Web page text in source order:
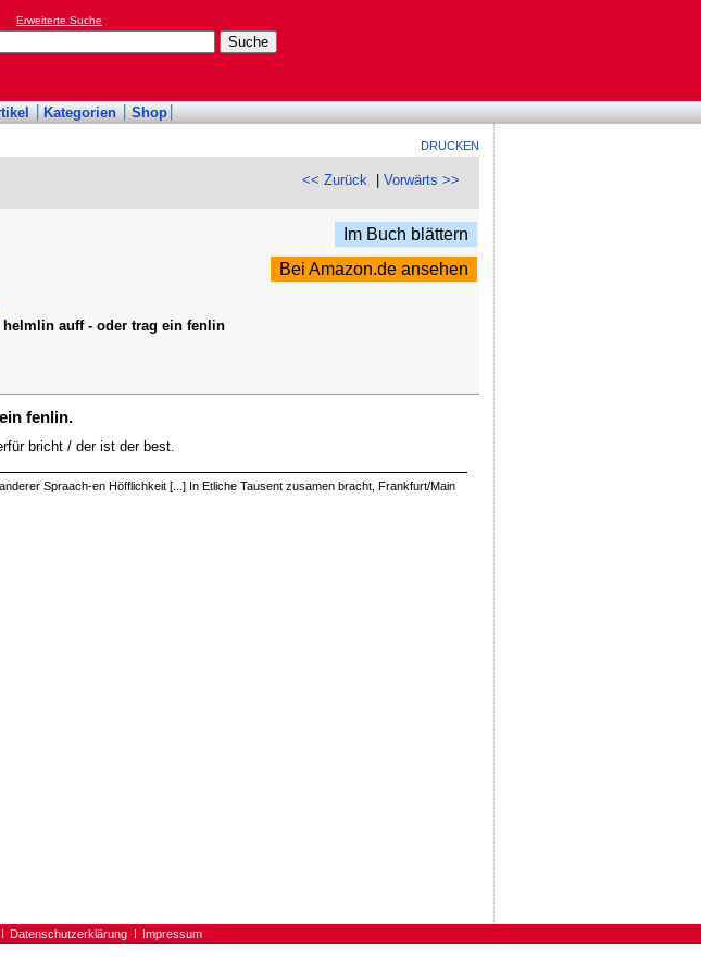
Erweiterte Suche
Kategorien Shop
DRUCKEN
<< Zurück |Vorwärts >>
auff - oder trag ein fenlin
Im Buch blättern
Bei Amazon.de ansehen
fenlin.
bricht / der ist der best.
Spraach-en Höfflichkeit [...] In Etliche Tausent zusamen bracht, Frankfurt/Main
Datenschutzerklärung Impressum